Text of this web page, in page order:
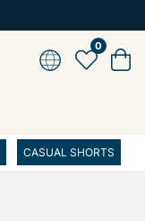
0
CASUAL SHORTS